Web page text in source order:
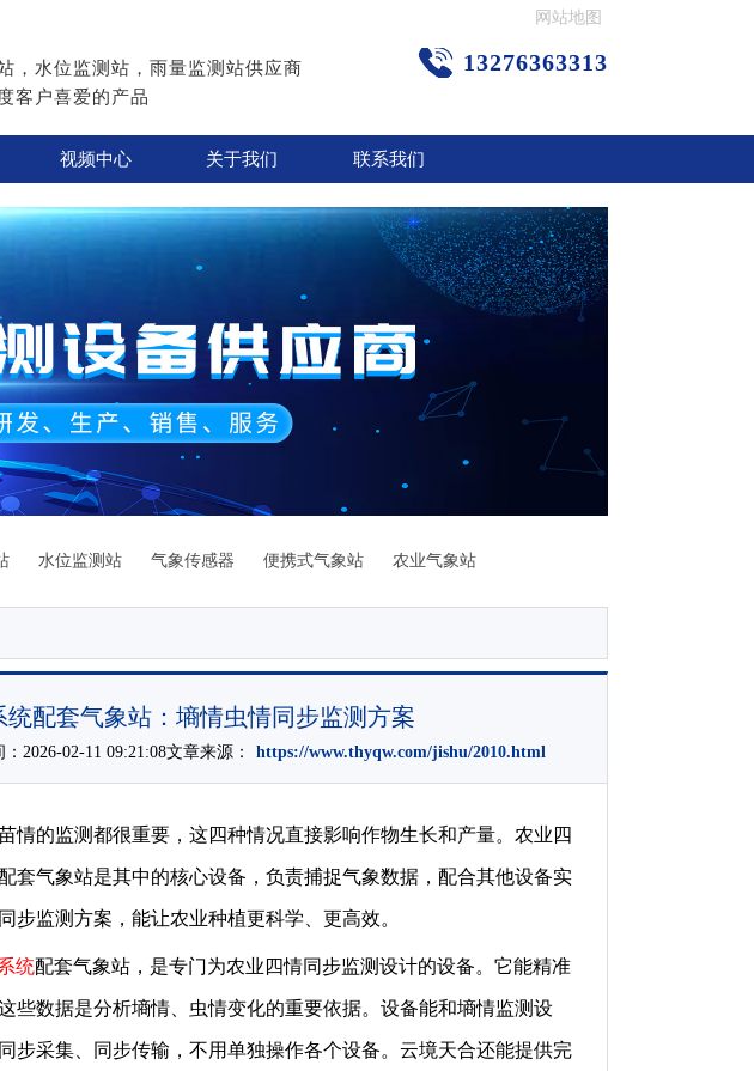
网站地图
，水位监测站，雨量监测站供应商
客户喜爱的产品
13276363313
视频中心 关于我们 联系我们
水位监测站 气象传感器 便携式气象站 农业气象站
配套气象站：墒情虫情同步监测方案
02-11 09:21:08文章来源： https://www.thyqw.com/jishu/2010.html
情的监测都很重要，这四种情况直接影响作物生长和产量。农业四
套气象站是其中的核心设备，负责捕捉气象数据，配合其他设备实
步监测方案，能让农业种植更科学、更高效。
统配套气象站，是专门为农业四情同步监测设计的设备。它能精准
些数据是分析墒情、虫情变化的重要依据。设备能和墒情监测设
步采集、同步传输，不用单独操作各个设备。云境天合还能提供完